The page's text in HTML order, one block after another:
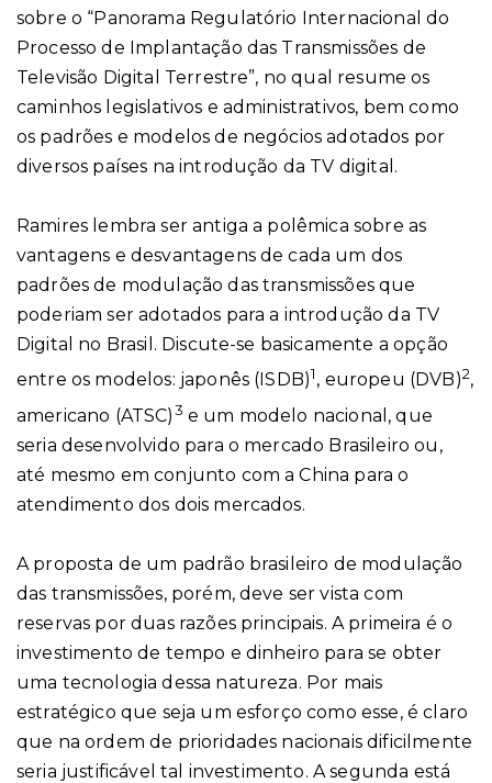
sobre o “Panorama Regulatório Internacional do
Processo de Implantação das Transmissões de
Televisão Digital Terrestre”, no qual resume os
caminhos legislativos e administrativos, bem como
os padrões e modelos de negócios adotados por
diversos países na introdução da TV digital.
Ramires lembra ser antiga a polêmica sobre as
vantagens e desvantagens de cada um dos
padrões de modulação das transmissões que
poderiam ser adotados para a introdução da TV
Digital no Brasil. Discute-se basicamente a opção
entre os modelos: japonês (ISDB)1, europeu (DVB)2,
americano (ATSC)3 e um modelo nacional, que
seria desenvolvido para o mercado Brasileiro ou,
até mesmo em conjunto com a China para o
atendimento dos dois mercados.
A proposta de um padrão brasileiro de modulação
das transmissões, porém, deve ser vista com
reservas por duas razões principais. A primeira é o
investimento de tempo e dinheiro para se obter
uma tecnologia dessa natureza. Por mais
estratégico que seja um esforço como esse, é claro
que na ordem de prioridades nacionais dificilmente
seria justificável tal investimento. A segunda está